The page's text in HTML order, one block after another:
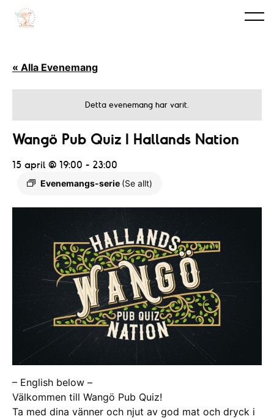
« Alla Evenemang
Detta evenemang har varit.
Wangö Pub Quiz I Hallands Nation
15 april @ 19:00 - 23:00
Evenemangs-serie (Se allt)
– English below –
Välkommen till Wangö Pub Quiz!
Ta med dina vänner och njut av god mat och dryck i